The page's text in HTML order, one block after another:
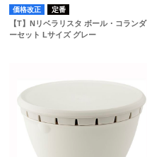
価格改正 定番
【T】Nリベラリスタ ボール・コランダ
ーセット Lサイズ グレー